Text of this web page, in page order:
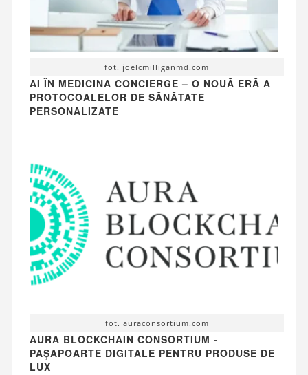
fot. joelcmilliganmd.com
AI ÎN MEDICINA CONCIERGE – O NOUĂ ERĂ A
PROTOCOALELOR DE SĂNĂTATE
PERSONALIZATE
fot. auraconsortium.com
AURA BLOCKCHAIN CONSORTIUM -
PAȘAPOARTE DIGITALE PENTRU PRODUSE DE
LUX